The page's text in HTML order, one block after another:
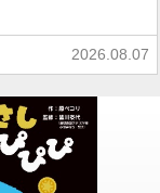
2026.08.07